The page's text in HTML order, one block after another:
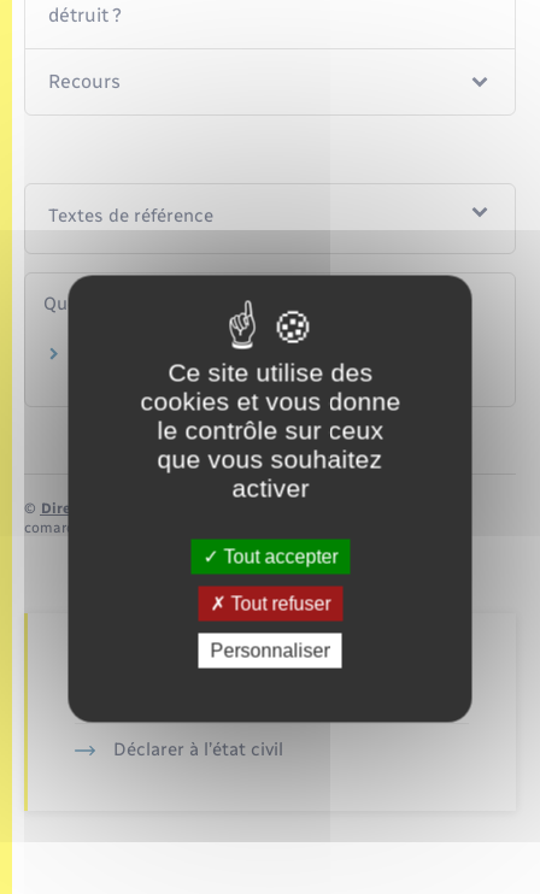
détruit ?
Recours
Textes de référence
Questions ? Réponses !
Quelles sont les différences entre une
contravention, un délit et un crime ?
© Direction de l’information légale et administrative
comarquage developpé par
Retrouvez aussi
Déclarer à l’état civil
Ce site utilise des
cookies et vous donne
le contrôle sur ceux
que vous souhaitez
activer
Tout accepter
Tout refuser
Personnaliser